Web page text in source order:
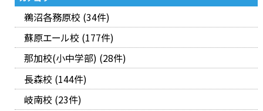
鵜沼各務原校 (34件)
蘇原エール校 (177件)
那加校(小中学部) (28件)
長森校 (144件)
岐南校 (23件)